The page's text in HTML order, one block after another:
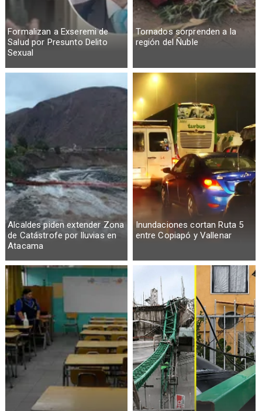
Formalizan a Exseremi de
Salud por Presunto Delito
Sexual
Tornados sorprenden a la
región del Ñuble
Alcaldes piden extender Zona
de Catástrofe por lluvias en
Atacama
Inundaciones cortan Ruta 5
entre Copiapó y Vallenar